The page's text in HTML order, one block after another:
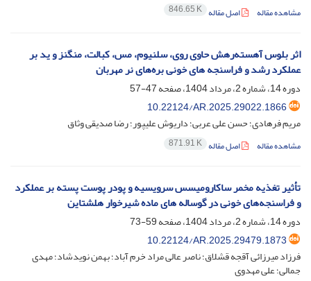
مشاهده مقاله اصل مقاله 846.65 K
اثر بلوس آهسته‌رهش حاوی روی، سلنیوم، مس، کبالت، منگنز و ید بر
عملکرد رشد و فراسنجه های خونی بره‌های نر مهربان
دوره 14، شماره 2، مرداد 1404، صفحه
47-57
10.22124/AR.2025.29022.1866
مریم فرهادی؛ حسن علی عربی؛ داریوش علیپور؛ رضا صدیقی وثاق
مشاهده مقاله اصل مقاله 871.91 K
تأثیر تغذیه مخمر ساکارومیسس سرویسیه و پودر پوست پسته بر عملکرد
و فراسنجه‌های خونی در گوساله های ماده شیرخوار هلشتاین
دوره 14، شماره 2، مرداد 1404، صفحه
59-73
10.22124/AR.2025.29479.1873
فرزاد میرزائی آقجه قشلاق؛ ناصر عالی مراد خرم آباد؛ بهمن نویدشاد؛ مهدی
جمالی؛ علی مهدوی